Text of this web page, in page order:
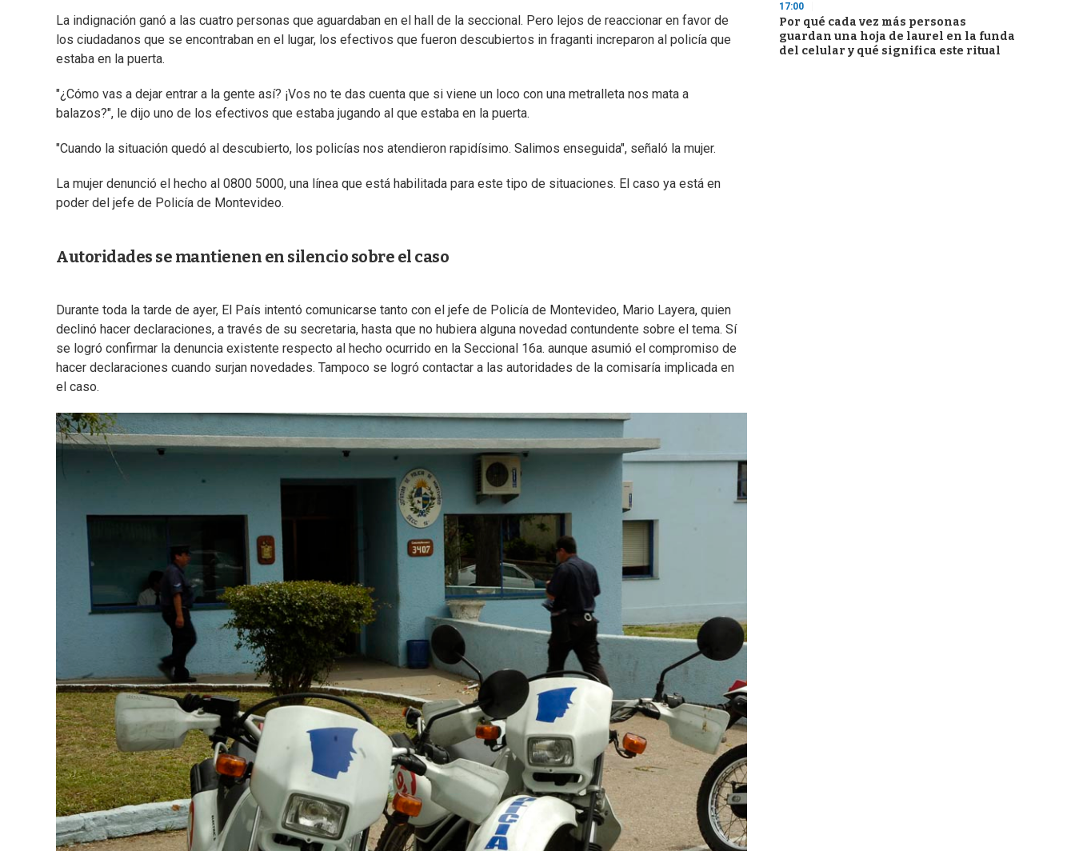
La indignación ganó a las cuatro personas que aguardaban en el hall de la seccional. Pero lejos de reaccionar en favor de
los ciudadanos que se encontraban en el lugar, los efectivos que fueron descubiertos in fraganti increparon al policía que
estaba en la puerta.
"¿Cómo vas a dejar entrar a la gente así? ¡Vos no te das cuenta que si viene un loco con una metralleta nos mata a
balazos?", le dijo uno de los efectivos que estaba jugando al que estaba en la puerta.
"Cuando la situación quedó al descubierto, los policías nos atendieron rapidísimo. Salimos enseguida", señaló la mujer.
La mujer denunció el hecho al 0800 5000, una línea que está habilitada para este tipo de situaciones. El caso ya está en
poder del jefe de Policía de Montevideo.
Autoridades se mantienen en silencio sobre el caso
Durante toda la tarde de ayer, El País intentó comunicarse tanto con el jefe de Policía de Montevideo, Mario Layera, quien
declinó hacer declaraciones, a través de su secretaria, hasta que no hubiera alguna novedad contundente sobre el tema. Sí
se logró confirmar la denuncia existente respecto al hecho ocurrido en la Seccional 16a. aunque asumió el compromiso de
hacer declaraciones cuando surjan novedades. Tampoco se logró contactar a las autoridades de la comisaría implicada en
el caso.
17:00
Por qué cada vez más personas
guardan una hoja de laurel en la funda
del celular y qué significa este ritual